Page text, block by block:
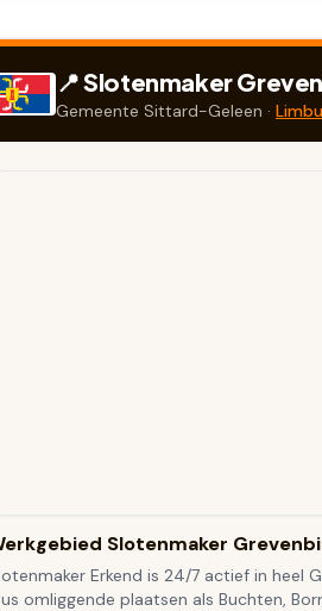
📍 Slotenmaker
Gemeente Sittard-Geleen ·
Slotenmaker
Erkend is 24/7 actief in heel
omliggende plaatsen als Buchten,